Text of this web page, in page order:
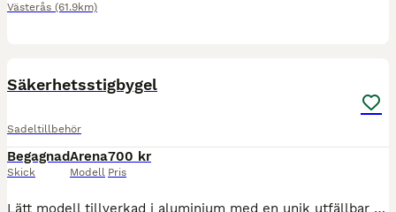
Västerås (61.9km)
Säkerhetsstigbygel
Sadeltillbehör
Begagnad
Skick
Arena
Modell
700 kr
Pris
Lätt modell tillverkad i aluminium med en unik utfällbar arm för extra trygghet.Stigbygeln har en bred fotplatta i rostfritt med optimalt grepp i alla väderförhållanden.Säkerhetsarmen är gjord av ett